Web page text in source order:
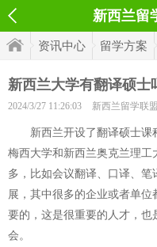
新西兰留
资讯中心 留学方案
新西兰大学有翻译硕士
2024/3/27 11:26:03 新西兰留学联盟
新西兰开设了翻译硕士课
梅西大学和新西兰奥克兰理工
多，比如会议翻译、口译、
展，其中很多的企业或者单
要的，这是很重要的人才，
会。